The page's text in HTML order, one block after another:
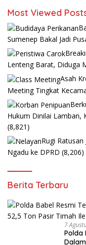
Most Viewed
Sumenep Bakal Jadi
Lenteng Barat, Diduga
Asah
Meeting Tingkat
Hukum Dinilai Lamban,
(8,821)
Rugi
Ngadu ke DPRD (8,206)
Berita Terbaru
7
Polda